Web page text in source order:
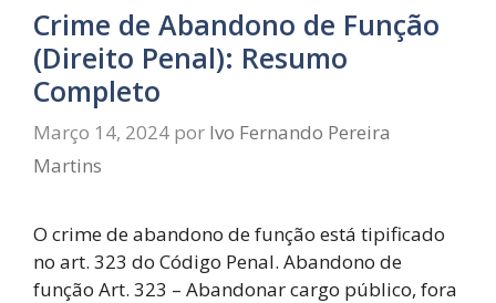
Crime de Abandono de Função
(Direito Penal): Resumo
Completo
Março 14, 2024 por Ivo Fernando Pereira
Martins
O crime de abandono de função está tipificado
no art. 323 do Código Penal. Abandono de
função Art. 323 – Abandonar cargo público, fora